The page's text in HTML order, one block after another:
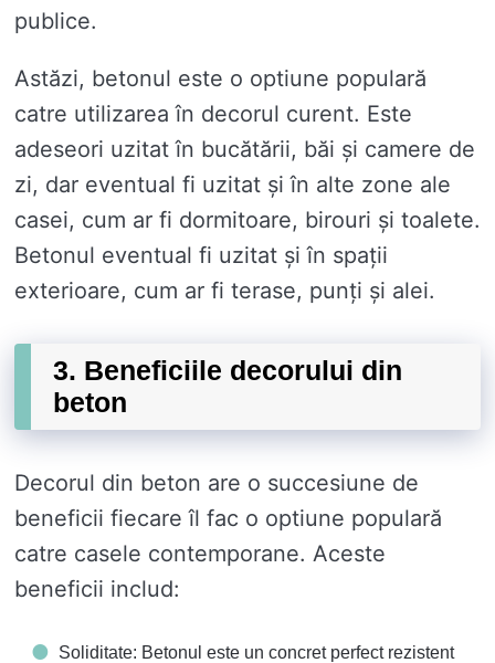
publice.
Astăzi, betonul este o optiune populară
catre utilizarea în decorul curent. Este
adeseori uzitat în bucătării, băi și camere de
zi, dar eventual fi uzitat și în alte zone ale
casei, cum ar fi dormitoare, birouri și toalete.
Betonul eventual fi uzitat și în spații
exterioare, cum ar fi terase, punți și alei.
3. Beneficiile decorului din
beton
Decorul din beton are o succesiune de
beneficii fiecare îl fac o optiune populară
catre casele contemporane. Aceste
beneficii includ:
Soliditate: Betonul este un concret perfect rezistent